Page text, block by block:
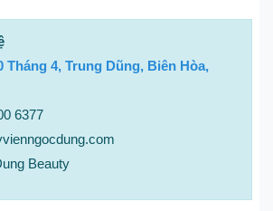
Tháng 4, Trung Dũng, Biên Hòa,
6377
Beauty